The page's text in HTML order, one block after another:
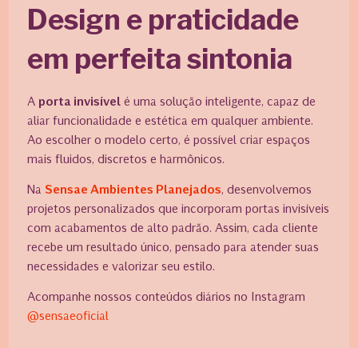
Design e praticidade
em perfeita sintonia
A porta invisível é uma solução inteligente, capaz de
aliar funcionalidade e estética em qualquer ambiente.
Ao escolher o modelo certo, é possível criar espaços
mais fluidos, discretos e harmônicos.
Na Sensae Ambientes Planejados, desenvolvemos
projetos personalizados que incorporam portas invisíveis
com acabamentos de alto padrão. Assim, cada cliente
recebe um resultado único, pensado para atender suas
necessidades e valorizar seu estilo.
Acompanhe nossos conteúdos diários no Instagram
@sensaeoficial